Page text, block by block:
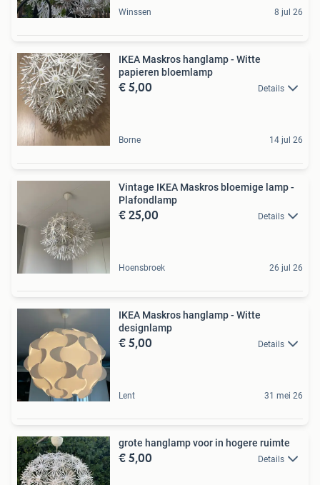
Winssen 8 jul 26
IKEA Maskros hanglamp - Witte
papieren bloemlamp
€ 5,00 Details
Borne 14 jul 26
Vintage IKEA Maskros bloemige lamp -
Plafondlamp
€ 25,00 Details
Hoensbroek 26 jul 26
IKEA Maskros hanglamp - Witte
designlamp
€ 5,00 Details
Lent 31 mei 26
grote hanglamp voor in hogere ruimte
€ 5,00 Details